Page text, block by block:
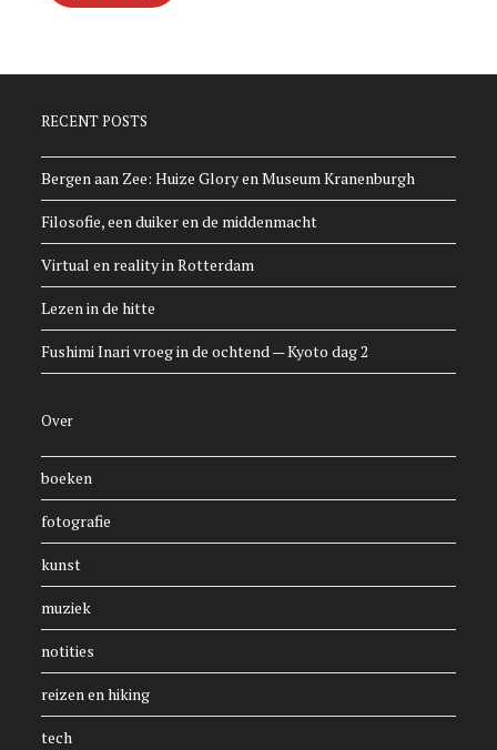
RECENT POSTS
Bergen aan Zee: Huize Glory en Museum Kranenburgh
Filosofie, een duiker en de middenmacht
Virtual en reality in Rotterdam
Lezen in de hitte
Fushimi Inari vroeg in de ochtend — Kyoto dag 2
Over
boeken
fotografie
kunst
muziek
notities
reizen en hiking
tech